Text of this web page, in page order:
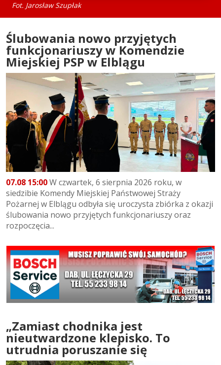
Fot. Jarosław Szupłak
Ślubowania nowo przyjętych
funkcjonariuszy w Komendzie
Miejskiej PSP w Elblągu
07.08 15:00W czwartek, 6 sierpnia 2026 roku, w
siedzibie Komendy Miejskiej Państwowej Straży
Pożarnej w Elblągu odbyła się uroczysta zbiórka z okazji
ślubowania nowo przyjętych funkcjonariuszy oraz
rozpoczęcia...
„Zamiast chodnika jest
nieutwardzone klepisko. To
utrudnia poruszanie się